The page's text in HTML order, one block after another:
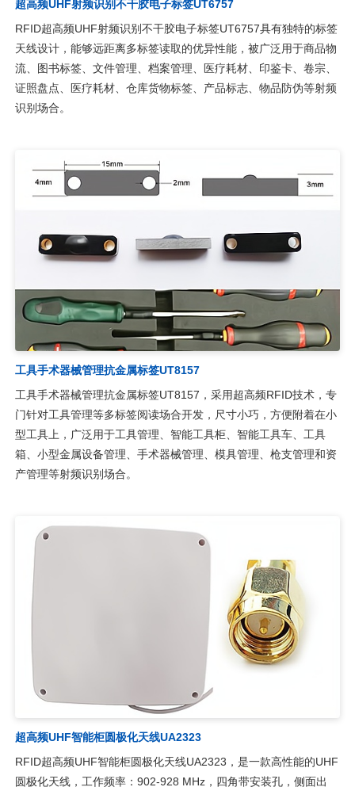
RFID超高频UHF射频识别不干胶电子标签UT6757具有独特的标签
天线设计，能够远距离多标签读取的优异性能，被广泛用于商品物
流、图书标签、文件管理、档案管理、医疗耗材、印鉴卡、卷宗、
证照盘点、医疗耗材、仓库货物标签、产品标志、物品防伪等射频
识别场合。
工具手术器械管理抗金属标签UT8157
工具手术器械管理抗金属标签UT8157，采用超高频RFID技术，专
门针对工具管理等多标签阅读场合开发，尺寸小巧，方便附着在小
型工具上，广泛用于工具管理、智能工具柜、智能工具车、工具
箱、小型金属设备管理、手术器械管理、模具管理、枪支管理和资